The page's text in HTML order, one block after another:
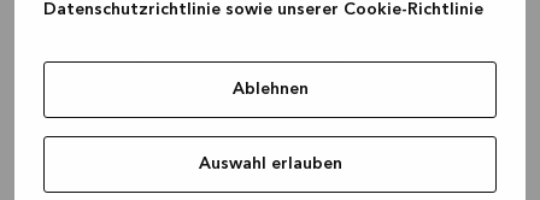
Datenschutzrichtlinie sowie unserer Cookie-Richtlinie
Ablehnen
Auswahl erlauben
loadingwww.kvik.de (see the browser console for more
information)